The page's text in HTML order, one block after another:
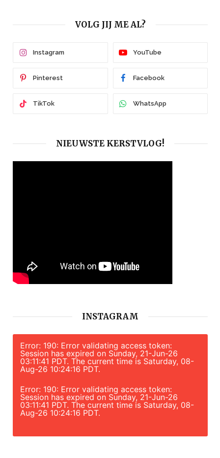
VOLG JIJ ME AL?
Instagram YouTube
Pinterest Facebook
TikTok WhatsApp
NIEUWSTE KERSTVLOG!
INSTAGRAM
Error: 190: Error validating access token:
Session has expired on Sunday, 21-Jun-26
03:11:41 PDT. The current time is Saturday, 08-
Aug-26 10:24:16 PDT.
Error: 190: Error validating access token:
Session has expired on Sunday, 21-Jun-26
03:11:41 PDT. The current time is Saturday, 08-
Aug-26 10:24:16 PDT.